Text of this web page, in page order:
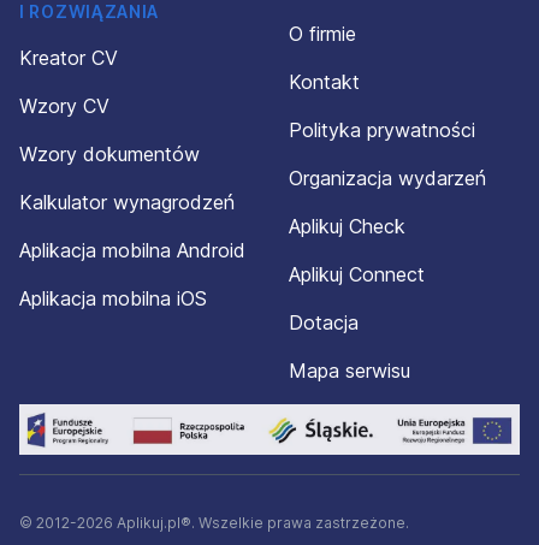
I ROZWIĄZANIA
Kreator CV
Wzory CV
Wzory dokumentów
Kalkulator wynagrodzeń
Aplikacja mobilna Android
Aplikacja mobilna iOS
O firmie
Kontakt
Polityka prywatności
Organizacja wydarzeń
Aplikuj Check
Aplikuj Connect
Dotacja
Mapa serwisu
© 2012-2026 Aplikuj.pl®. Wszelkie prawa zastrzeżone.